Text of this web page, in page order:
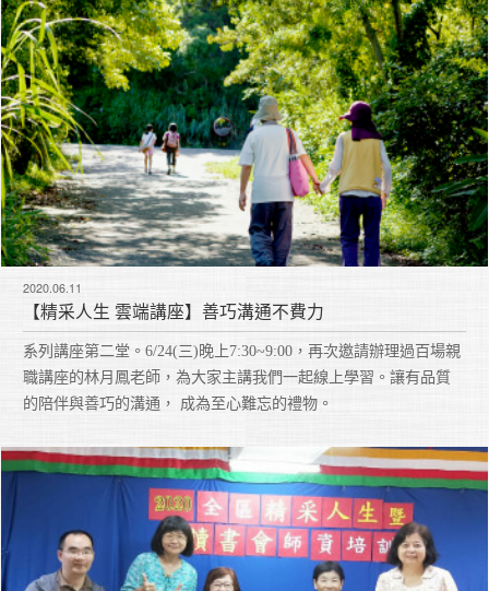
2020.06.11
【精采人生 雲端講座】善巧溝通不費力
系列講座第二堂。6/24(三)晚上7:30~9:00，再次邀請辦理過百場親
職講座的林月鳳老師，為大家主講我們一起線上學習。讓有品質
的陪伴與善巧的溝通， 成為至心難忘的禮物。